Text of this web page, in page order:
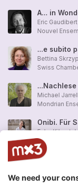
Eric Gaudibert
Nouvel
Bettina
Swiss
Michael Jarrell
Mondrian
Ezko
Trio
Lemanic